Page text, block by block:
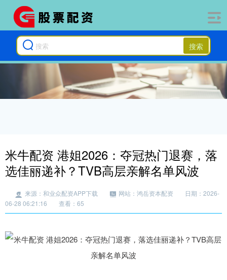
搜索
米牛配资 港姐2026：夺冠热门退赛，落
选佳丽递补？TVB高层亲解名单风波
来源：和业众配资APP下载 网站：鸿岳资本配资
日期：2026-
06-28 06:21:16
查看：65